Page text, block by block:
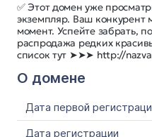
✅ Этот домен уже
экземпляр. Ваш конкурент
момент. Успейте забрать,
распродажа редких
список тут ➤➤➤ http://
О домене
Дата первой
Дата регистрации